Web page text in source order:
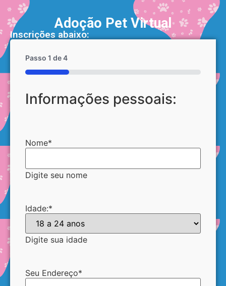
Adoção Pet Virtual
Inscrições abaixo:
Passo 1 de4
25%
Informações pessoais:
Nome*
Digite seu nome
Idade:*
Digite sua idade
Seu Endereço*